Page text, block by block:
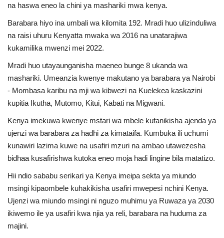
na haswa eneo la chini ya mashariki mwa kenya.
Barabara hiyo ina umbali wa kilomita 192. Mradi huo ulizinduliwa
na raisi uhuru Kenyatta mwaka wa 2016 na unatarajiwa
kukamilika mwenzi mei 2022.
Mradi huo utayaunganisha maeneo bunge 8 ukanda wa
mashariki. Umeanzia kwenye makutano ya barabara ya Nairobi
- Mombasa karibu na mji wa kibwezi na Kuelekea kaskazini
kupitia Ikutha, Mutomo, Kitui, Kabati na Migwani.
Kenya imekuwa kwenye mstari wa mbele kufanikisha ajenda ya
ujenzi wa barabara za hadhi za kimataifa. Kumbuka ili uchumi
kunawiri lazima kuwe na usafiri mzuri na ambao utawezesha
bidhaa kusafirishwa kutoka eneo moja hadi lingine bila matatizo.
Hii ndio sababu serikari ya Kenya imeipa sekta ya miundo
msingi kipaombele kuhakikisha usafiri mwepesi nchini Kenya.
Ujenzi wa miundo msingi ni nguzo muhimu ya Ruwaza ya 2030
ikiwemo ile ya usafiri kwa njia ya reli, barabara na huduma za
majini.